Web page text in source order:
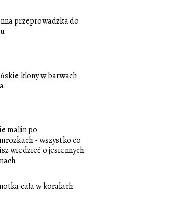
przeprowadzka do
klony w barwach
malin po
- wszystko co
wiedzieć o jesiennych
cała w koralach